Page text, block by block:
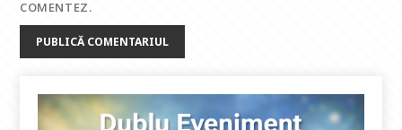
COMENTEZ.